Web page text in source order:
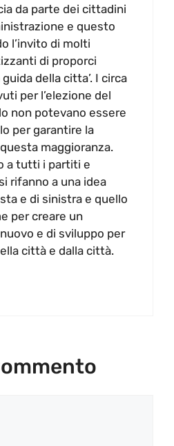
da parte dei cittadini
e questo
l’invito di molti
di proporci
della citta’. I circa
per l’elezione del
non potevano essere
per garantire la
maggioranza.
a tutti i partiti e
rifanno a una idea
e di sinistra e quello
per creare un
e di sviluppo per
città e dalla città.